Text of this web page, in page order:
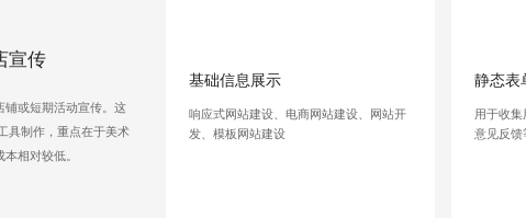
宣传
铺或短期活动宣传。这
具制作，重点在于美术
相对较低。
基础信息展示
响应式网站建设、电商网站建设、网站开
发、模板网站建设
静态表
用于收集
意见反馈